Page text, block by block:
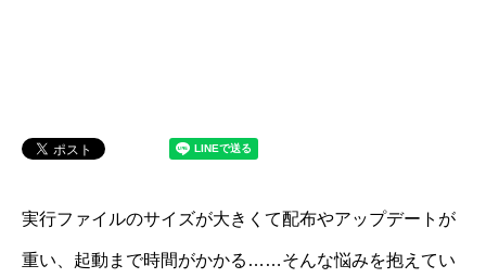
実行ファイルのサイズが大きくて配布やアップデートが
重い、起動まで時間がかかる……そんな悩みを抱えてい